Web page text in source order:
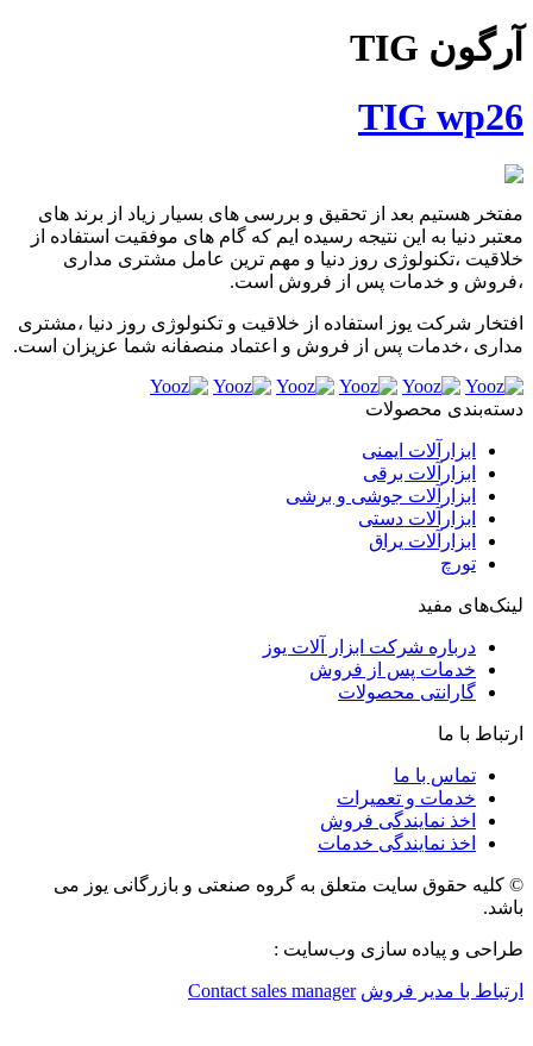
آرگون TIG
TIG wp26
مفتخر هستیم بعد از تحقیق و بررسی های بسیار زیاد از برند های
معتبر دنیا به این نتیجه رسیده ایم که گام های موفقیت استفاده از
خلاقیت ،تکنولوژی روز دنیا و مهم ترین عامل مشتری مداری
،فروش و خدمات پس از فروش است.
افتخار شرکت یوز استفاده از خلاقیت و تکنولوژی روز دنیا ،مشتری
مداری ،خدمات پس از فروش و اعتماد منصفانه شما عزیزان است.
دسته‌بندی محصولات
ابزارآلات ایمنی
ابزارآلات برقی
ابزارآلات جوشی و برشی
ابزارآلات دستی
ابزارآلات یراق
تورچ
لینک‌های مفید
درباره شرکت ابزار آلات یوز
خدمات پس از فروش
گارانتی محصولات
ارتباط با ما
تماس با ما
خدمات و تعمیرات
اخذ نمایندگی فروش
اخذ نمایندگی خدمات
© کلیه حقوق سایت متعلق به گروه صنعتی و بازرگانی یوز می
باشد.
طراحی و پیاده سازی وب‌سایت :
ارتباط با مدیر فروش Contact sales manager